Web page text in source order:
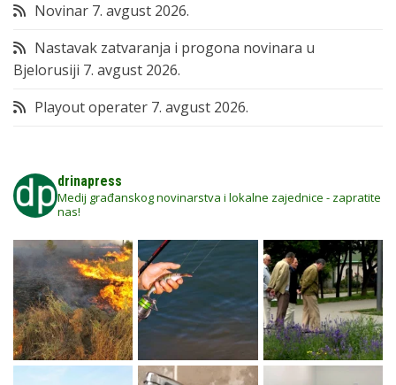
Novinar 7. avgust 2026.
Nastavak zatvaranja i progona novinara u
Bjelorusiji 7. avgust 2026.
Playout operater 7. avgust 2026.
drinapress
Medij građanskog novinarstva i lokalne zajednice - zapratite
nas!